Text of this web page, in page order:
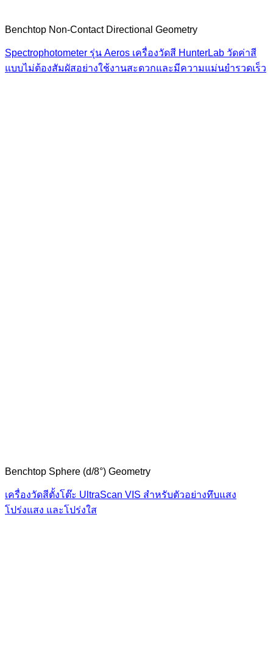
Benchtop Non-Contact Directional Geometry
Spectrophotometer รุ่น Aeros เครื่องวัดสี HunterLab วัดค่าสี
แบบไม่ต้องสัมผัสอย่างใช้งานสะดวกและมีความแม่นยำรวดเร็ว
Benchtop Sphere (d/8°) Geometry
เครื่องวัดสีตั้งโต๊ะ UltraScan VIS สำหรับตัวอย่างทึบแสง
โปร่งแสง และโปร่งใส